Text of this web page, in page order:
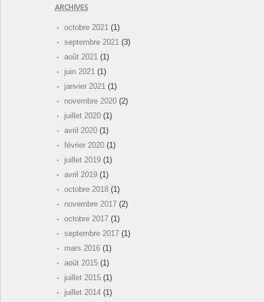
ARCHIVES
octobre 2021 (1)
septembre 2021 (3)
août 2021 (1)
juin 2021 (1)
janvier 2021 (1)
novembre 2020 (2)
juillet 2020 (1)
avril 2020 (1)
février 2020 (1)
juillet 2019 (1)
avril 2019 (1)
octobre 2018 (1)
novembre 2017 (2)
octobre 2017 (1)
septembre 2017 (1)
mars 2016 (1)
août 2015 (1)
juillet 2015 (1)
juillet 2014 (1)